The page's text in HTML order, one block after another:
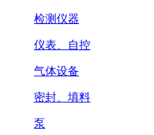
检测仪器
仪表、自控
气体设备
密封、填料
泵